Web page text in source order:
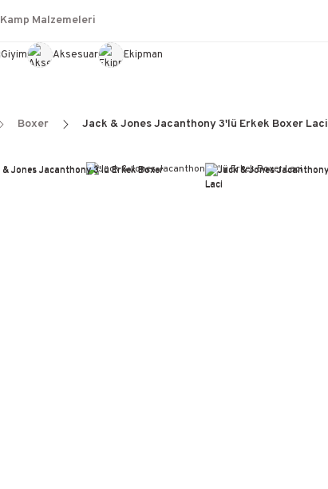
Giyim Aksesuar Ekipman
Kamp Malzemeleri
Boxer Jack & Jones Jacanthony 3'lü Erkek Boxer Laci